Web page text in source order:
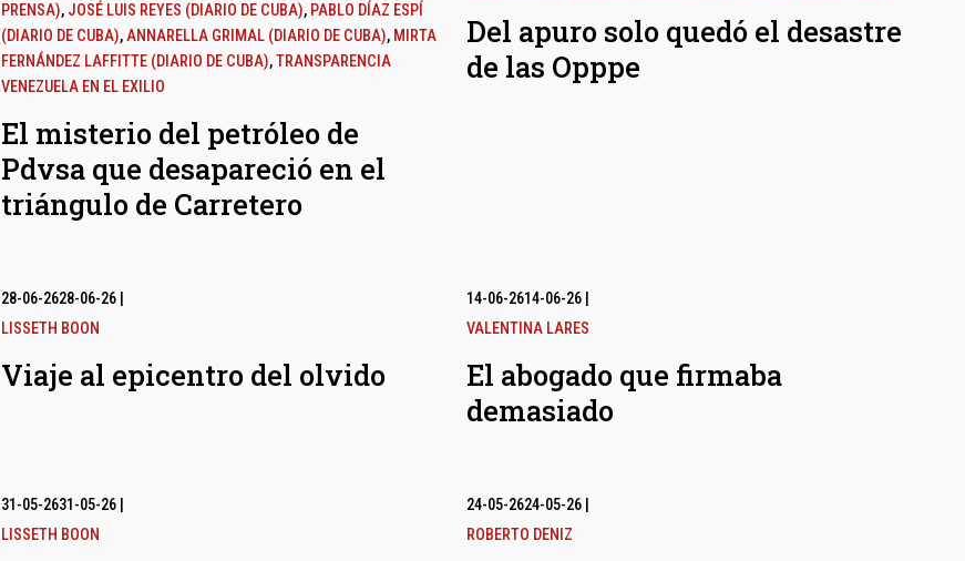
PRENSA), JOSÉ LUIS REYES (DIARIO DE CUBA), PABLO DÍAZ ESPÍ
(DIARIO DE CUBA),ANNARELLA GRIMAL (DIARIO DE CUBA), MIRTA
FERNÁNDEZ LAFFITTE (DIARIO DE CUBA),TRANSPARENCIA
VENEZUELA EN EL EXILIO
El misterio del petróleo de
Pdvsa que desapareció en el
triángulo de Carretero
Del apuro solo quedó el desastre
de las Opppe
28-06-2628-06-26
LISSETH BOON
Viaje al epicentro del olvido
14-06-2614-06-26|
VALENTINA LARES
El abogado que firmaba
demasiado
31-05-2631-05-26
LISSETH BOON
24-05-2624-05-26|
ROBERTO DENIZ